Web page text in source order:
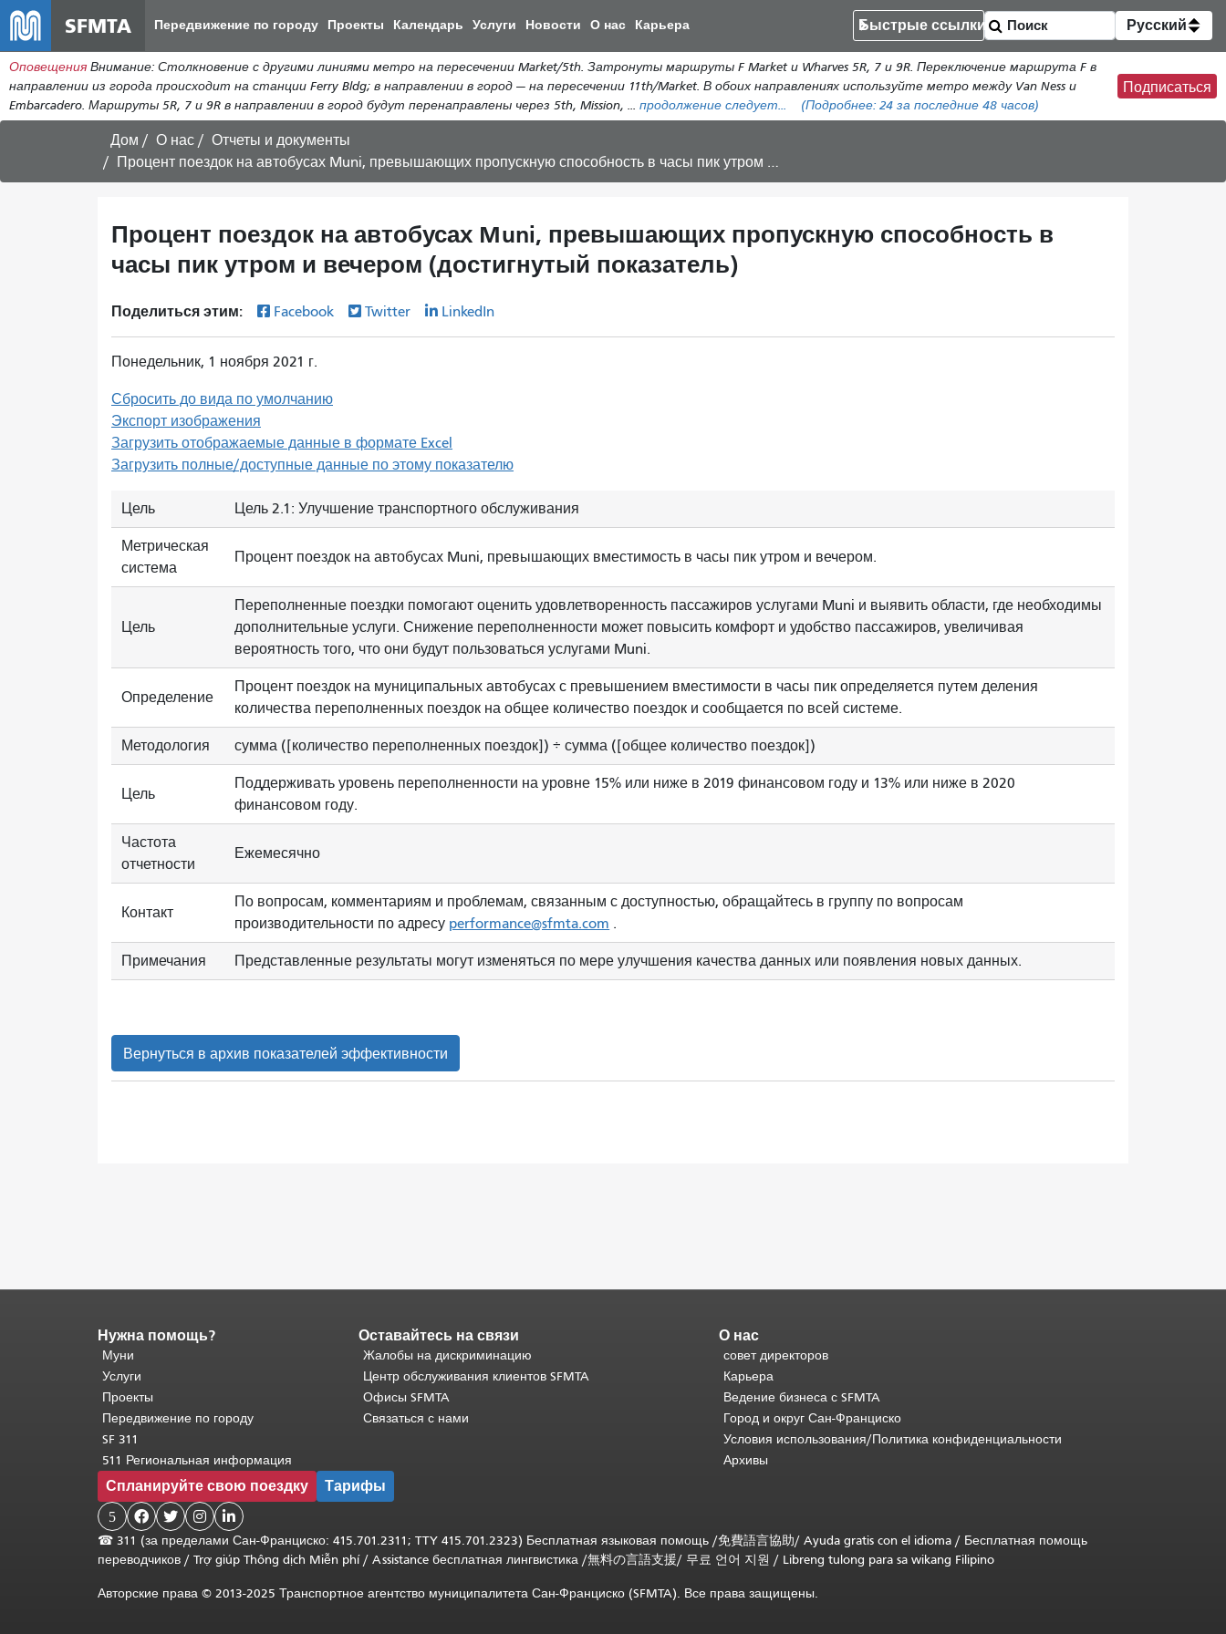
к
общему
содержанию
SFMTA Передвижение по городу Проекты Календарь Услуги Новости О нас Карьера Быстрые ссылки Русский
Оповещения Внимание: Столкновение с другими линиями метро на пересечении Market/5th. Затронуты маршруты F Market и Wharves 5R, 7 и 9R. Переключение маршрута F в
направлении из города происходит на станции Ferry Bldg; в направлении в город — на пересечении 11th/Market. В обоих направлениях используйте метро между Van Ness и
Embarcadero. Маршруты 5R, 7 и 9R в направлении в город будут перенаправлены через 5th, Mission, ... продолжение следует... (Подробнее: 24 за последние 48 часов)
Подписаться
Дом О нас
Отчеты и документы
Процент поездок на автобусах Muni, превышающих пропускную способность в часы пик утром и вечером (достигнутый показатель)
Процент поездок на автобусах Muni, превышающих пропускную способность в
часы пик утром и вечером (достигнутый показатель)
Поделиться этим: Facebook Twitter LinkedIn
Понедельник, 1 ноября 2021 г.
Сбросить до вида по умолчанию
Экспорт изображения
Загрузить отображаемые данные в формате Excel
Загрузить полные/доступные данные по этому показателю
Цель Цель 2.1: Улучшение транспортного обслуживания
Метрическая
система
Процент поездок на автобусах Muni, превышающих вместимость в часы пик утром и вечером.
Цель
Переполненные поездки помогают оценить удовлетворенность пассажиров услугами Muni и выявить области, где необходимы
дополнительные услуги. Снижение переполненности может повысить комфорт и удобство пассажиров, увеличивая
вероятность того, что они будут пользоваться услугами Muni.
Определение
Процент поездок на муниципальных автобусах с превышением вместимости в часы пик определяется путем деления
количества переполненных поездок на общее количество поездок и сообщается по всей системе.
Методология сумма ([количество переполненных поездок]) ÷ сумма ([общее количество поездок])
Цель
Поддерживать уровень переполненности на уровне 15% или ниже в 2019 финансовом году и 13% или ниже в 2020
финансовом году.
Частота
отчетности
Ежемесячно
Контакт
По вопросам, комментариям и проблемам, связанным с доступностью, обращайтесь в группу по вопросам
производительности по адресу performance@sfmta.com .
Примечания Представленные результаты могут изменяться по мере улучшения качества данных или появления новых данных.
Вернуться в архив показателей эффективности
Конец
содержимого
страницы.
часть
этой
страницы
на
каждой
странице.
Вернуться
к
началу
основного
содержимого
Нужна помощь?
Муни
Услуги
Проекты
Передвижение по городу
SF 311
511 Региональная информация
Оставайтесь на связи
Жалобы на дискриминацию
Центр обслуживания клиентов SFMTA
Офисы SFMTA
Связаться с нами
О нас
совет директоров
Карьера
Ведение бизнеса с SFMTA
Город и округ Сан-Франциско
Условия использования/Политика конфиденциальности
Архивы
Спланируйте свою поездку Тарифы
5    
☎ 311 (за пределами Сан-Франциско: 415.701.2311; TTY 415.701.2323) Бесплатная языковая помощь /免費語言協助/ Ayuda gratis con el idioma / Бесплатная помощь
переводчиков / Trợ giúp Thông dịch Miễn phí/ Assistance бесплатная лингвистика /無料の言語支援/ 무료 언어 지원 / Libreng tulong para sa wikang Filipino
Авторские права © 2013-2025 Транспортное агентство муниципалитета Сан-Франциско (SFMTA). Все права защищены.